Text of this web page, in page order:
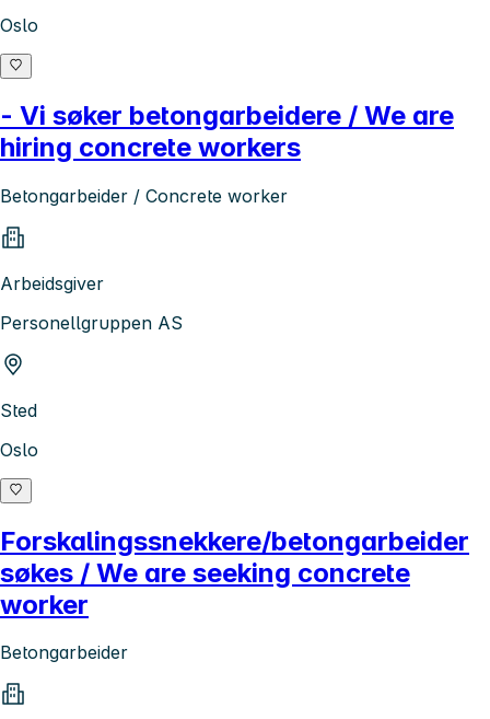
Oslo
- Vi søker betongarbeidere / We are
hiring concrete workers
Betongarbeider / Concrete worker
Arbeidsgiver
Personellgruppen AS
Sted
Oslo
Forskalingssnekkere/betongarbeider
søkes / We are seeking concrete
worker
Betongarbeider